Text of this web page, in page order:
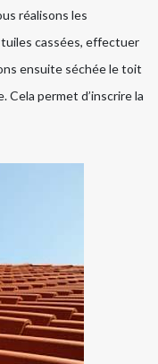
réalisons les
cassées, effectuer
ensuite séchée le toit
Cela permet d’inscrire la